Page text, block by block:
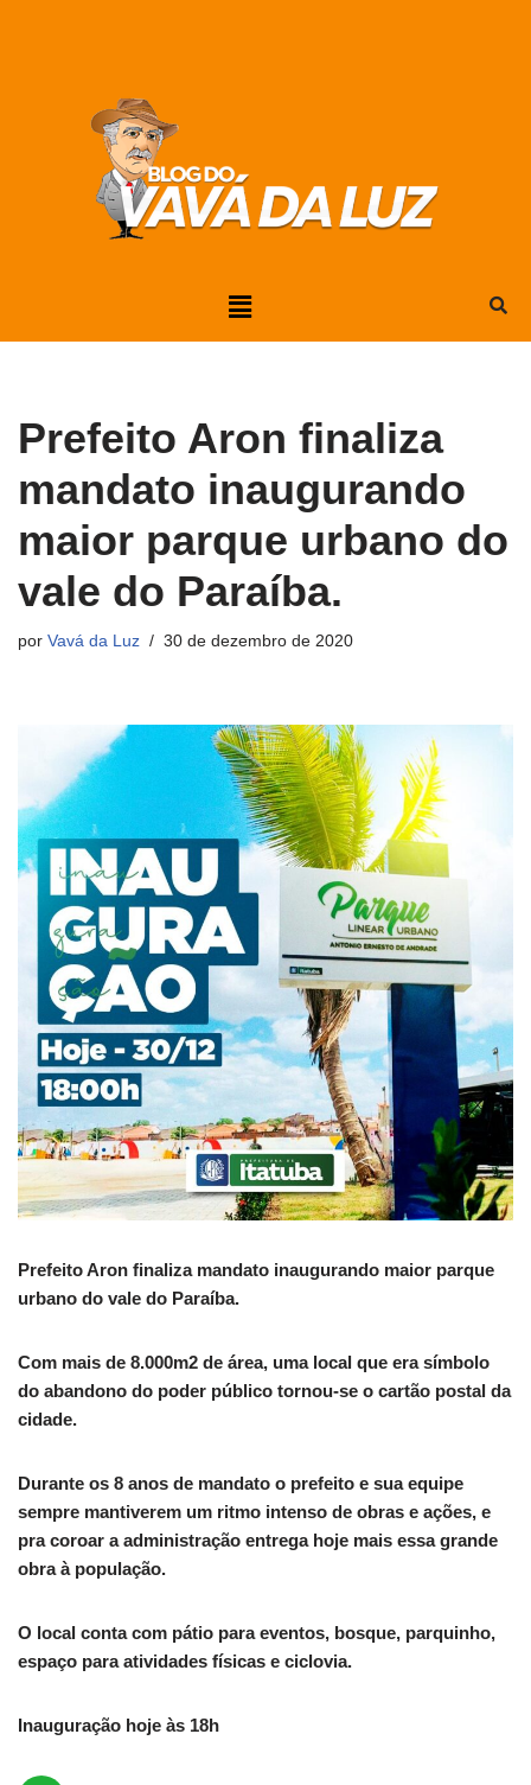
Prefeito Aron finaliza
mandato inaugurando
maior parque urbano do
vale do Paraíba.
por Vavá da Luz 30 de dezembro de 2020
Prefeito Aron finaliza mandato inaugurando maior parque
urbano do vale do Paraíba.
Com mais de 8.000m2 de área, uma local que era símbolo
do abandono do poder público tornou-se o cartão postal da
cidade.
Durante os 8 anos de mandato o prefeito e sua equipe
sempre mantiverem um ritmo intenso de obras e ações, e
pra coroar a administração entrega hoje mais essa grande
obra à população.
O local conta com pátio para eventos, bosque, parquinho,
espaço para atividades físicas e ciclovia.
Inauguração hoje às 18h